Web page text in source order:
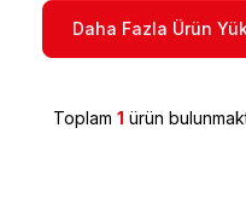
Daha Fazla Ürün
Toplam 1 ürün